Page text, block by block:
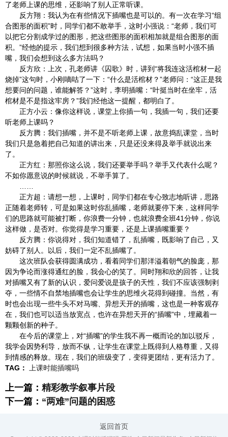
了老师上课的思维，还影响了别人正常听课。
反方翔：我认为在有些情况下插嘴也是可以的。有一次在学习“组
合图形的面积”时，同学们都不敢举手，这时小强说：“老师，我们可
以把它分割成学过的图形，把这些图形的面积相加就是组合图形的面
积。”经他的提示，我们想到很多种方法，试想，如果当时小强不插
嘴，我们会想到这么多方法吗？
反方欣：上次，孔老师讲《囚歌》时，讲到“将我连这活棺材一起
烧掉”这句时，小刚嘀咕了一下：“什么是活棺材？”老师问：“这正是我
想要问的问题，谁能解答？”这时，李明插嘴：“叶挺当时在坐牢，活
棺材是不是指这牢房？”我们经他这一提醒，都明白了。
正方小云：像你这样说，课堂上你插一句，我插一句，我们还要
听老师上课吗？
反方腾：我们插嘴，并不是不听老师上课，故意捣乱课堂，当时
我们只是急着把自己知道的讲出来，只是还没来得及举手就说出来
了。
正方红：那照你这么说，我们还要举手吗？举手又代表什么呢？
不如你愿意说的时候就说，不举手算了。
正方超：请想一想，上课时，同学们都在专心致志地听讲，思路
正随着老师转，可是如果这时你乱插嘴，老师就要停下来，这样同学
们的思路就可能被打断，你浪费一分钟，也就浪费全班41分钟，你说
这样做，是否对。你觉得是学习重要，还是上课插嘴重要？
反方腾：你说得对，我们知道错了，乱插嘴，既影响了自己，又
妨碍了别人。以后，我们一定不乱插嘴了。
这次班队会获得圆满成功，看着同学们那洋溢着朝气的脸庞，那
因为争论而涨得通红的脸，我会心的笑了。同时翔和欣的回答，让我
对插嘴又有了新的认识，爱问爱说是孩子的天性，我们不应该强制剥
夺，一些情不自禁地插嘴也会让学生的思维火花得到碰撞。当然，有
时也会出现一些牛头不对马嘴、异想天开的插嘴，这也是一种客观存
在，我们也可以适当放宽点，也许在异想天开的“插嘴”中，埋藏着一
颗颗创新的种子。
在今后的课堂上，对“插嘴”的学生我不再一概而论的加以驳斥，
我学会因势利导，放而不纵，让学生在课堂上既得到人格尊重，又得
到情感的释放。现在，我们的班级变了，变得更团结，更有活力了。
TAG：
上课时能插嘴吗
上一篇： 精彩教学叙事片段
下一篇： “两难”问题的困惑
返回首页